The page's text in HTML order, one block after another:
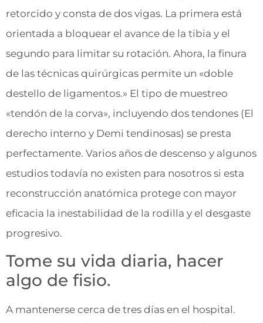
retorcido y consta de dos vigas. La primera está
orientada a bloquear el avance de la tibia y el
segundo para limitar su rotación. Ahora, la finura
de las técnicas quirúrgicas permite un «doble
destello de ligamentos.» El tipo de muestreo
«tendón de la corva», incluyendo dos tendones (El
derecho interno y Demi tendinosas) se presta
perfectamente. Varios años de descenso y algunos
estudios todavía no existen para nosotros si esta
reconstrucción anatómica protege con mayor
eficacia la inestabilidad de la rodilla y el desgaste
progresivo.
Tome su vida diaria, hacer
algo de fisio.
A mantenerse cerca de tres días en el hospital.